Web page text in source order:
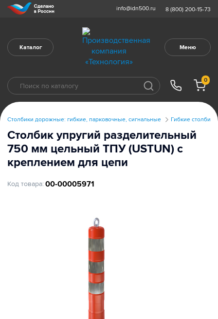
info@idn500.ru 8 (800) 200-15-73
Каталог Меню
0
Столбики дорожные: гибкие, парковочные, сигнальные Гибкие столбики
Столбик упругий разделительный
750 мм цельный ТПУ (USTUN) с
креплением для цепи
Код товара: 00-00005971